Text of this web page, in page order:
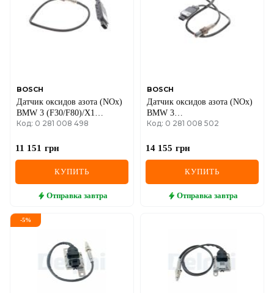
BOSCH
Датчик оксидов азота (NOx)
BMW 3 (F30/F80)/X1
(F48)/F2 (F39) 12-
Код: 0 281 008 498
11 151 грн
КУПИТЬ
Отправка завтра
BOSCH
Датчик оксидов азота (NOx)
BMW 3
(F30/F80/G20/G80/G28)/5
B47/B57/N47/N57
Код: 0 281 008 502
14 155 грн
КУПИТЬ
Отправка завтра
-5%